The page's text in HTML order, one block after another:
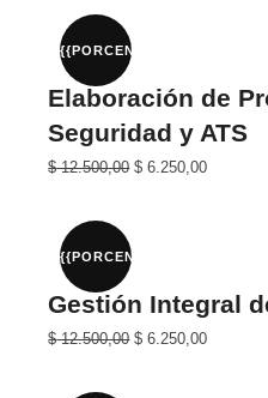
era:
$ 25.000,00.$ 12.500,00.
{{PORCENTAJE}}%
Elaboración de
Seguridad y ATS
El
era:
$ 25.000,00.
$12.500,00El
$ 12.500,00.
$ 6.250,00
{{PORCENTAJE}}%
Gestión Integral
El
$12.500,00El
$ 6.250,00